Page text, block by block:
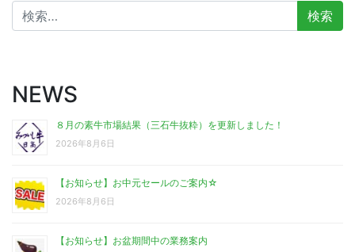
検
索:
NEWS
８月の素牛市場結果（三石牛抜粋）を更新しました！
2026年8月6日
【お知らせ】お中元セールのご案内☆
2026年8月6日
【お知らせ】お盆期間中の業務案内